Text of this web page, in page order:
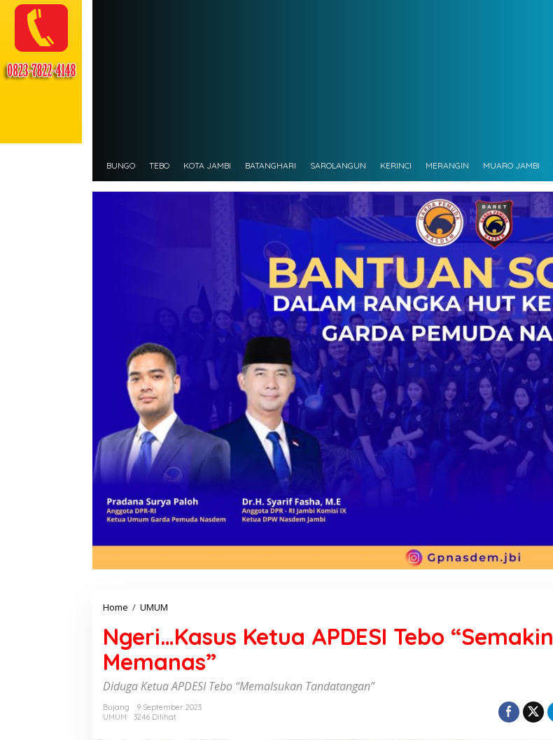
BUNGO TEBO KOTA JAMBI BATANGHARI SAROLANGUN KERINCI MERANGIN MUARO JAMBI
Home / UMUM
r
i
.
.
K
a
Ngeri…Kasus Ketua APDESI Tebo “Semakin
Memanas”
Diduga Ketua APDESI Tebo “Memalsukan Tandatangan”
Bujang
9 September 2023
UMUM
3246 Dilihat